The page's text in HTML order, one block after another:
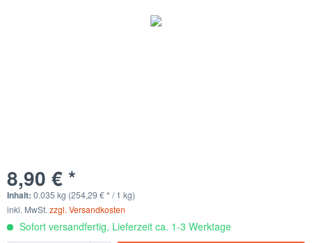
8,90 € *
Inhalt: 0.035 kg (254,29 € * / 1 kg)
inkl. MwSt. zzgl. Versandkosten
Sofort versandfertig, Lieferzeit ca. 1-3 Werktage